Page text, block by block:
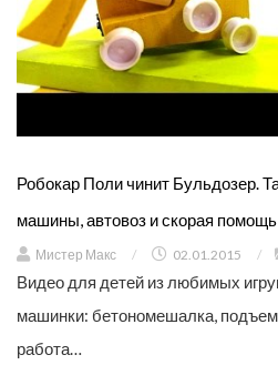
Робокар Поли чинит Бульдозер.
машины, автовоз и скорая
Мистер Макс / 02.01.2015 /
Видео для детей из любимых
машинки: бетономешалка,
работа…